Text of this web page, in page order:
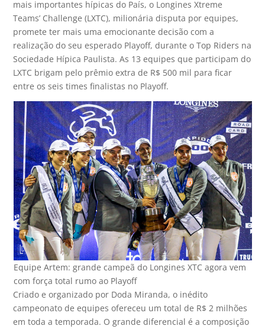
mais importantes hípicas do País, o Longines Xtreme
Teams’ Challenge (LXTC), milionária disputa por equipes,
promete ter mais uma emocionante decisão com a
realização do seu esperado Playoff, durante o Top Riders na
Sociedade Hípica Paulista. As 13 equipes que participam do
LXTC brigam pelo prêmio extra de R$ 500 mil para ficar
entre os seis times finalistas no Playoff.
Equipe Artem: grande campeã do Longines XTC agora vem
com força total rumo ao Playoff
Criado e organizado por Doda Miranda, o inédito
campeonato de equipes ofereceu um total de R$ 2 milhões
em toda a temporada. O grande diferencial é a composição